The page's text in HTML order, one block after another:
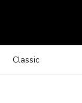
Classic